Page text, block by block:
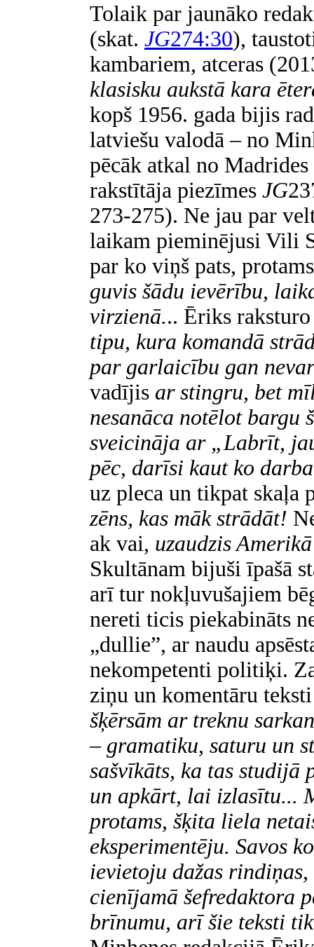
Tolaik par jaunāko
(skat. JG274:30),
kambariem, atceras
klasisku aukstā kara
kopš 1956. gada bijis
latviešu valodā – no
pēcāk atkal no
rakstītāja piezīmes JG
273-275). Ne jau par
laikam pieminējusi Vili
par ko viņš pats,
guvis šādu ievērību,
virzienā... Ēriks
tipu, kura komandā
par garlaicību gan
vadījis ar stingru, bet
nesanāca notēlot bargu
sveicināja ar „Labrīt,
pēc, darīsi kaut ko
uz pleca un tikpat skaļa
zēns, kas māk strādāt!
ak vai, uzaudzis Amerikā
Skultānam bijuši īpašā
arī tur nokļuvušajiem
nereti ticis piekabināts
„dullie”, ar naudu
nekompetenti politiķi.
ziņu un komentāru
šķērsām ar treknu
– gramatiku, saturu un
sašvīkāts, ka tas
un apkārt, lai izlasītu...
protams, šķita liela
eksperimentēju. Savos
ievietoju dažas
cienījamā šefredaktora
brīnumu, arī šie teksti